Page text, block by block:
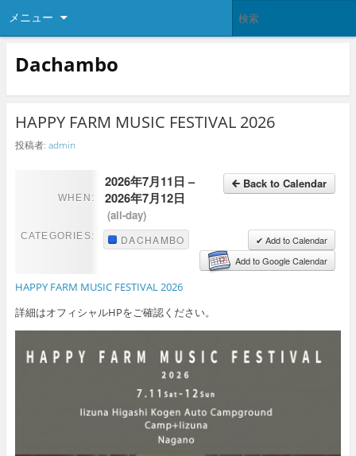
メニュー
Dachambo
HAPPY FARM MUSIC FESTIVAL 2026
投稿者: admin
WHEN:
Back to Calendar
2026年7月11日 –
2026年7月12日
(all-day)
✔ Add to Calendar
Add to Google Calendar
CATEGORIES: DACHAMBO
HAPPY FARM MUSIC FESTIVAL 2026
詳細はオフィシャルHPをご確認ください。